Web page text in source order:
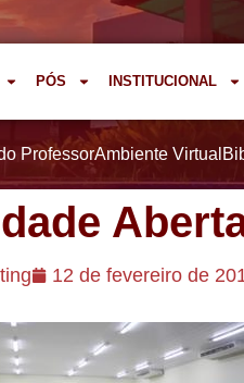
PÓS INSTITUCIONAL
ProfessorAmbiente Virtual
12 de fevereiro de